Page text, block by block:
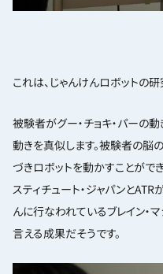
これは、じゃんけんロボットの研
被験者がグー・チョキ・パーの
動きを真似します。被験者の脳
づきロボットを動かすことがで
スティチュート・ジャパンと
んに行なわれているブレイン・
言える成果だそうです。